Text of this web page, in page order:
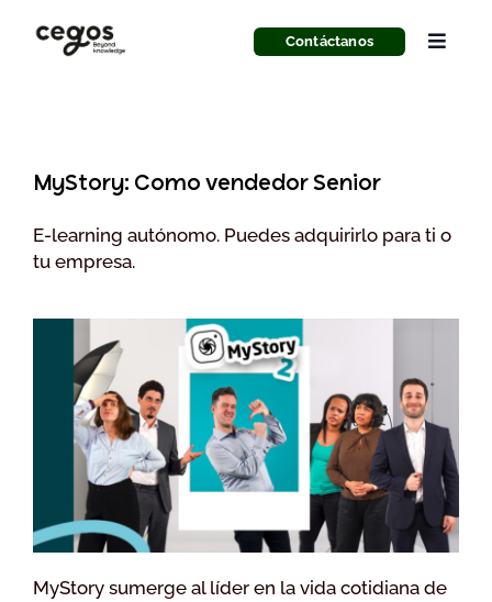
Contáctanos
Toggle
Recursos Humanos
Anticipación y Futuro
Innovación
MyStory: Como vendedor Senior
E-learning autónomo. Puedes adquirirlo para ti o
tu empresa.
MyStory sumerge al líder en la vida cotidiana de